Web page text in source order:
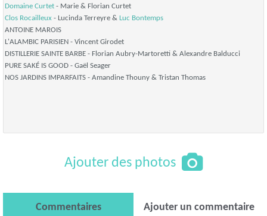
Domaine Curtet - Marie & Florian Curtet
Clos Rocailleux - Lucinda Terreyre & Luc Bontemps
ANTOINE MAROIS
L'ALAMBIC PARISIEN - Vincent Girodet
DISTILLERIE SAINTE BARBE - Florian Aubry-Martoretti & Alexandre Balducci
PURE SAKÉ IS GOOD - Gaël Seager
NOS JARDINS IMPARFAITS - Amandine Thouny & Tristan Thomas
Ajouter des photos
Commentaires Ajouter un commentaire